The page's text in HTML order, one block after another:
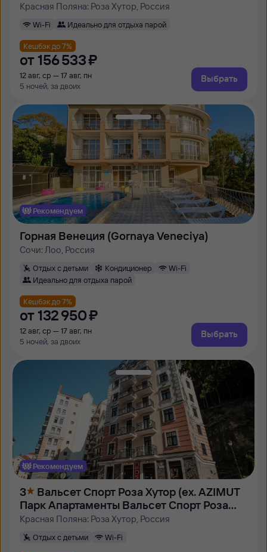
Красная Поляна: Роза Хутор, Россия
Wi-Fi Идеально для отдыха парой
Кешбэк до 7%
от 156 ⁠533 ⁠₽
12 авг, ср — 17 авг, пн
5 ночей, за двоих
Выбрать
Рекомендуем
Горная Венеция (Gornaya Veneciya)
Сочи: Лоо, Россия
Отдых с детьми Кондиционер
Wi-Fi
Идеально для отдыха парой
Кешбэк до 7%
от 132 ⁠950 ⁠₽
12 авг, ср — 17 авг, пн
5 ночей, за двоих
Выбрать
Рекомендуем
3
Вальсет Спорт Роза Хутор (ex. AZIMUT
Парк Апартаменты Вальсет Спорт Роза
Хутор)
Красная Поляна: Роза Хутор, Россия
Отдых с детьми Wi-Fi